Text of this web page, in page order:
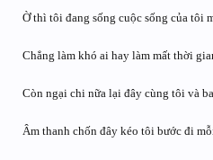
Ờ thì tôi đang sống cuộc sống của tôi
Chẳng làm khó ai hay làm mất thời
Còn ngại chi nữa lại đây cùng tôi và
Âm thanh chốn đây kéo tôi bước đi